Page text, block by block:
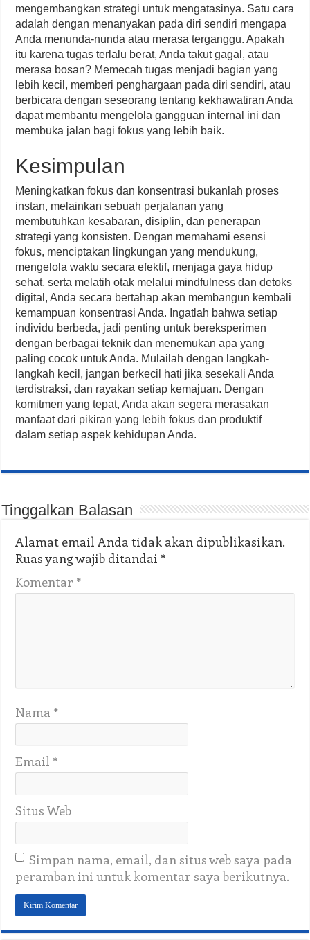
mengembangkan strategi untuk mengatasinya. Satu cara
adalah dengan menanyakan pada diri sendiri mengapa
Anda menunda-nunda atau merasa terganggu. Apakah
itu karena tugas terlalu berat, Anda takut gagal, atau
merasa bosan? Memecah tugas menjadi bagian yang
lebih kecil, memberi penghargaan pada diri sendiri, atau
berbicara dengan seseorang tentang kekhawatiran Anda
dapat membantu mengelola gangguan internal ini dan
membuka jalan bagi fokus yang lebih baik.
Kesimpulan
Meningkatkan fokus dan konsentrasi bukanlah proses
instan, melainkan sebuah perjalanan yang
membutuhkan kesabaran, disiplin, dan penerapan
strategi yang konsisten. Dengan memahami esensi
fokus, menciptakan lingkungan yang mendukung,
mengelola waktu secara efektif, menjaga gaya hidup
sehat, serta melatih otak melalui mindfulness dan detoks
digital, Anda secara bertahap akan membangun kembali
kemampuan konsentrasi Anda. Ingatlah bahwa setiap
individu berbeda, jadi penting untuk bereksperimen
dengan berbagai teknik dan menemukan apa yang
paling cocok untuk Anda. Mulailah dengan langkah-
langkah kecil, jangan berkecil hati jika sesekali Anda
terdistraksi, dan rayakan setiap kemajuan. Dengan
komitmen yang tepat, Anda akan segera merasakan
manfaat dari pikiran yang lebih fokus dan produktif
dalam setiap aspek kehidupan Anda.
Tinggalkan Balasan
Alamat email Anda tidak akan dipublikasikan.
Ruas yang wajib ditandai *
Komentar *
Nama *
Email *
Situs Web
Simpan nama, email, dan situs web saya pada
peramban ini untuk komentar saya berikutnya.